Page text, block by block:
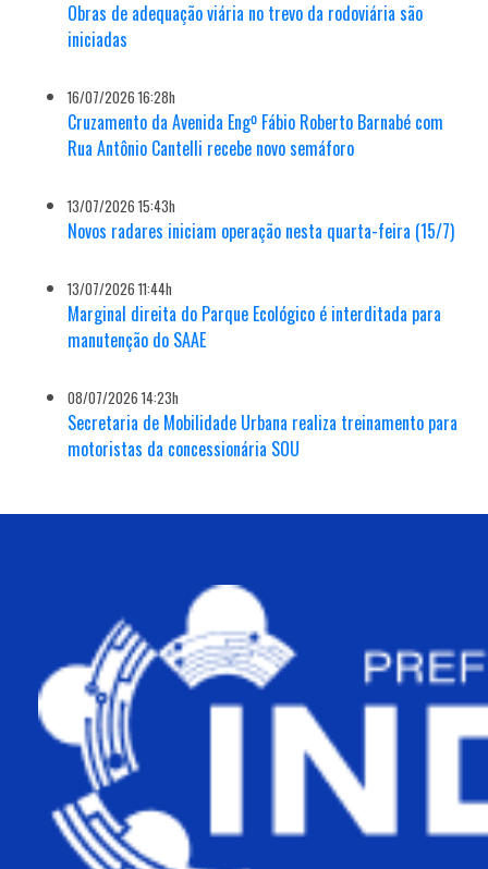
Obras de adequação viária no trevo da rodoviária são
iniciadas
16/07/2026 16:28h
Cruzamento da Avenida Engº Fábio Roberto Barnabé com
Rua Antônio Cantelli recebe novo semáforo
13/07/2026 15:43h
Novos radares iniciam operação nesta quarta-feira (15/7)
13/07/2026 11:44h
Marginal direita do Parque Ecológico é interditada para
manutenção do SAAE
08/07/2026 14:23h
Secretaria de Mobilidade Urbana realiza treinamento para
motoristas da concessionária SOU